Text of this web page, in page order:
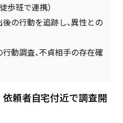
歩班で連携）
の行動を追跡し、異性との
行動調査、不貞相手の存在確
頼者自宅付近で調査開